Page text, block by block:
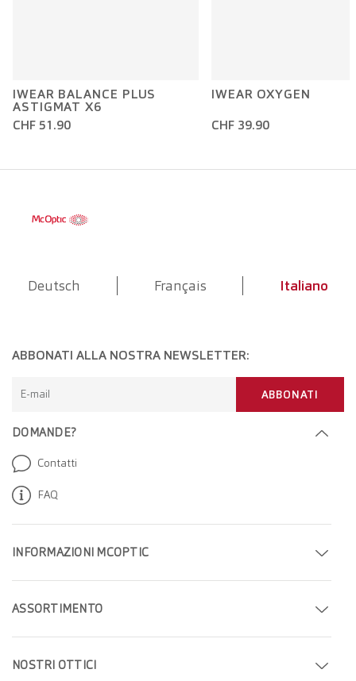
IWEAR BALANCE PLUS
ASTIGMAT X6
CHF 51.90
IWEAR OXYGEN
CHF 39.90
Deutsch Français Italiano
INFORMAZIONI MCOPTIC
Fissa un appuntamento
Trova il tuo negozio
Carriera
ASSORTIMENTO
Occhiali
Occhiali da sole
NOSTRI OTTICI
DOMANDE?
Contatti
FAQ
ABBONATI ALLA NOSTRA NEWSLETTER:
E-mail ABBONATI